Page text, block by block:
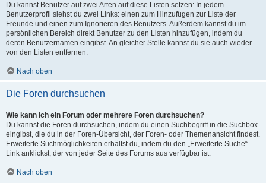
Du kannst Benutzer auf zwei Arten auf diese Listen setzen: In jedem
Benutzerprofil siehst du zwei Links: einen zum Hinzufügen zur Liste der
Freunde und einen zum Ignorieren des Benutzers. Außerdem kannst du im
persönlichen Bereich direkt Benutzer zu den Listen hinzufügen, indem du
deren Benutzernamen eingibst. An gleicher Stelle kannst du sie auch wieder
von den Listen entfernen.
Nach oben
Die Foren durchsuchen
Wie kann ich ein Forum oder mehrere Foren durchsuchen?
Du kannst die Foren durchsuchen, indem du einen Suchbegriff in die Suchbox
eingibst, die du in der Foren-Übersicht, der Foren- oder Themenansicht findest.
Erweiterte Suchmöglichkeiten erhältst du, indem du den „Erweiterte Suche“-
Link anklickst, der von jeder Seite des Forums aus verfügbar ist.
Nach oben